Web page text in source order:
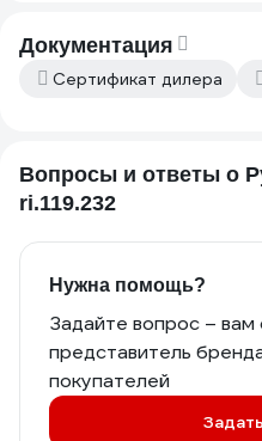
Документация
Сертификат дилера
Вопросы и ответы о
ri.119.232
Нужна помощь?
Задайте вопрос – вам
представитель
покупателей